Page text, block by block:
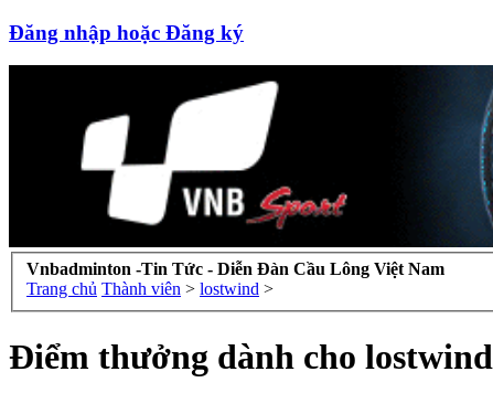
Đăng nhập hoặc Đăng ký
Vnbadminton -Tin Tức - Diễn Đàn Cầu Lông Việt Nam
Trang chủ Thành viên > lostwind >
Điểm thưởng dành cho lostwind